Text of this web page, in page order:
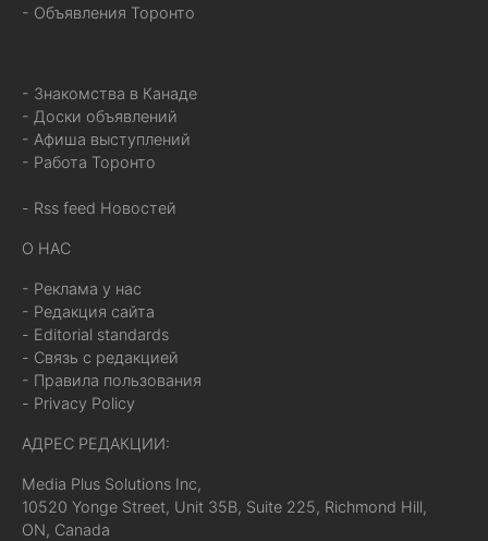
- Объявления Торонто
- Знакомства в Канаде
- Доски объявлений
- Афиша выступлений
- Работа Торонто
- Rss feed Новостей
О НАС
- Реклама у нас
- Редакция сайта
- Editorial standards
- Связь с редакцией
- Правила пользования
- Privacy Policy
АДРЕС РЕДАКЦИИ:
Media Plus Solutions Inc,
10520 Yonge Street, Unit 35B, Suite 225, Richmond Hill,
ON, Canada